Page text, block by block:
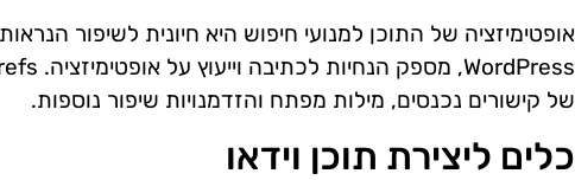
של קישורים נכנסים, מילות מפתח והזדמנויות שיפור נוספות.
כלים ליצירת תוכן וידאו